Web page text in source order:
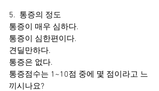
5.  통증의 정도
통증이 매우 심하다.
통증이 심한편이다.
견딜만하다.
통증은 없다.
통증점수는 1~10점 중에 몇 점이라고 느
끼시나요?